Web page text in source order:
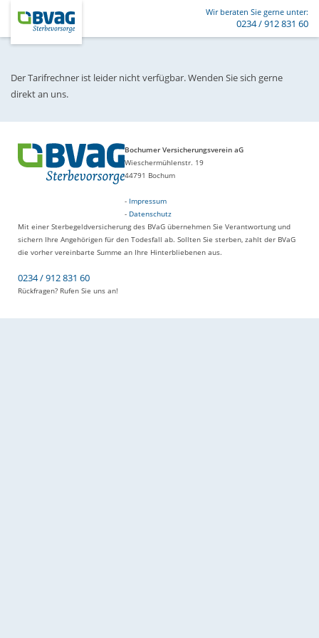
Wir beraten Sie gerne unter:
0234 / 912 831 60
Der Tarifrechner ist leider nicht verfügbar. Wenden Sie sich gerne
direkt an uns.
Bochumer Versicherungsverein aG
Wieschermühlenstr. 19
44791 Bochum
- Impressum
- Datenschutz
Mit einer Sterbegeldversicherung des BVaG übernehmen Sie Verantwortung und
sichern Ihre Angehörigen für den Todesfall ab. Sollten Sie sterben, zahlt der BVaG
die vorher vereinbarte Summe an Ihre Hinterbliebenen aus.
0234 / 912 831 60
Rückfragen? Rufen Sie uns an!